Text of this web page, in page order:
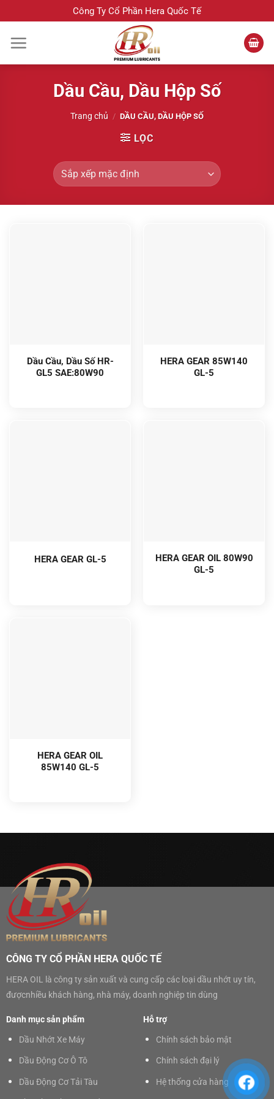
qua
nội
Công Ty Cổ Phần Hera Quốc Tế
Dầu Cầu, Dầu Hộp Số
Trang chủ / DẦU CẦU, DẦU HỘP SỐ
LỌC
Dầu Cầu, Dầu Số HR-
GL5 SAE:80W90
HERA GEAR 85W140
GL-5
HERA GEAR GL-5
HERA GEAR OIL 80W90
GL-5
HERA GEAR OIL
85W140 GL-5
CÔNG TY CỔ PHẦN HERA QUỐC TẾ
HERA OIL là công ty sản xuất và cung cấp các loại dầu nhớt uy tín,
đượcnhiều khách hàng, nhà máy, doanh nghiệp tin dùng
Danh mục sản phẩm
Dầu Nhớt Xe Máy
Dầu Động Cơ Ô Tô
Dầu Động Cơ Tải Tàu
Hỗ trợ
Chính sách bảo mật
Chính sách đại lý
Hệ thống cửa hàng